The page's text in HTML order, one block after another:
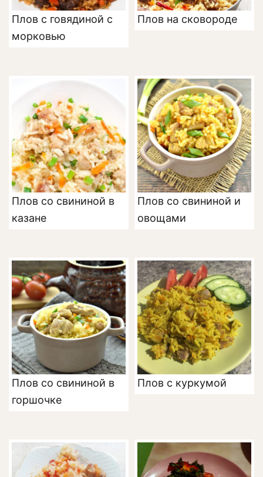
Плов с говядиной с
морковью
Плов на сковороде
Плов со свининой в
казане
Плов со свининой и
овощами
Плов со свининой в
горшочке
Плов с куркумой